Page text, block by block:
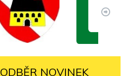
ODBĚR NOVINEK